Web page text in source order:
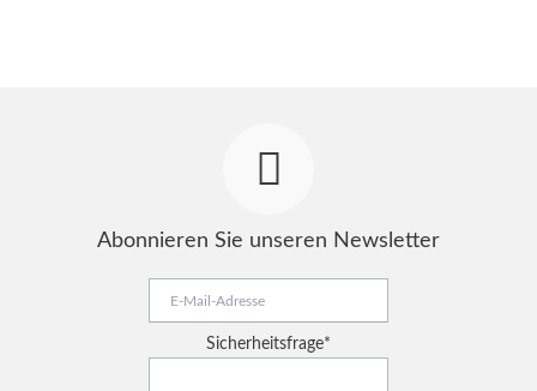
Abonnieren Sie unseren Newsletter
Adresse
Pflichtfeld
Sicherheitsfrage*